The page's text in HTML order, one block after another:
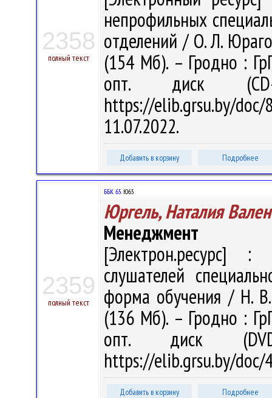
2358
полный текст
непрофильных
отделений / О. Л.
(154 Мб). – Гродно :
опт. диск
https://elib.grsu.by/
11.07.2022.
Добавить в корзину Подробнее
2359
полный текст
ББК 65.Ю65
Юргель, Наталия
Менеджмент
[Электрон.ресурс] :
слушателей
форма обучения / Н. В.
(136 Мб). – Гродно :
опт. диск
https://elib.grsu.by/doc/
Добавить в корзину Подробнее